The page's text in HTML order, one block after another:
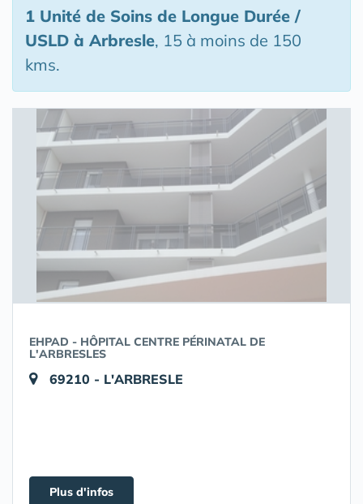
1 Unité de Soins de Longue Durée /
USLD à Arbresle, 15 à moins de 150
kms.
EHPAD - HÔPITAL CENTRE PÉRINATAL DE
L'ARBRESLES
69210 - L'ARBRESLE
Plus d'infos